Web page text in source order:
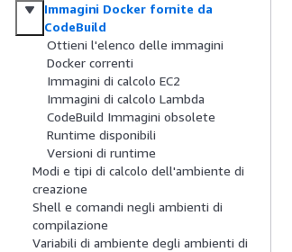
Immagini Docker fornite da
CodeBuild
Ottieni l'elenco delle immagini
Docker correnti
Immagini di calcolo EC2
Immagini di calcolo Lambda
CodeBuild Immagini obsolete
Runtime disponibili
Versioni di runtime
Modi e tipi di calcolo dell'ambiente di
creazione
Shell e comandi negli ambienti di
compilazione
Variabili di ambiente degli ambienti di